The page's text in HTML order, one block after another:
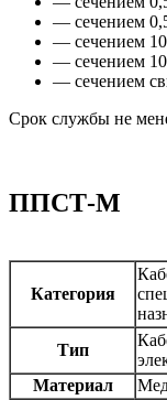
— сечением
— сечением
— сечением
— сечением
Срок службы не
ППСТ-М
Категория
Тип
Материал